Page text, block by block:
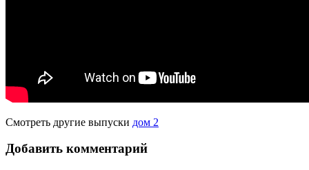
Смотреть другие выпуски дом 2
Добавить комментарий